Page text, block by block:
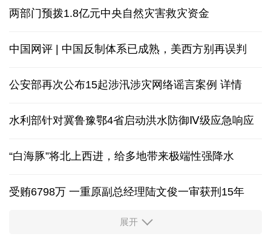
两部门预拨1.8亿元中央自然灾害救灾资金
中国网评 | 中国反制体系已成熟，美西方别再误判
公安部再次公布15起涉汛涉灾网络谣言案例 详情
水利部针对冀鲁豫鄂4省启动洪水防御Ⅳ级应急响应
“白海豚”将北上西进，给多地带来极端性强降水
受贿6798万 一重原副总经理陆文俊一审获刑15年
从中国空调热销欧洲，看中国制造惠及全球
展开